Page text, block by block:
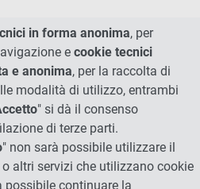
in forma anonima, per
e cookie tecnici
e anonima, per la raccolta di
modalità di utilizzo, entrambi
" si dà il consenso
di terze parti.
" non sarà possibile utilizzare il
altri servizi che utilizzano cookie
possibile continuare la